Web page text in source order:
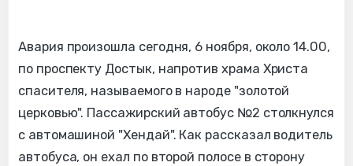
Авария произошла сегодня, 6 ноября, около 14.00,
по проспекту Достык, напротив храма Христа
спасителя, называемого в народе "золотой
церковью". Пассажирский автобус №2 столкнулся
с автомашиной "Хендай". Как рассказал водитель
автобуса, он ехал по второй полосе в сторону